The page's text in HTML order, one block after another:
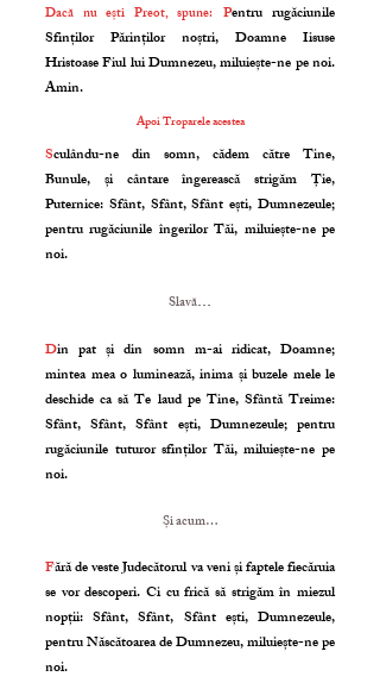
Dacă nu ești Preot, spune: Pentru rugăciunile
Sfinților Părinților noștri, Doamne Iisuse
Hristoase Fiul lui Dumnezeu, miluiește-ne pe noi.
Amin.
Apoi Troparele acestea
Sculându-ne din somn, cădem către Tine,
Bunule, și cântare îngerească strigăm Ție,
Puternice: Sfânt, Sfânt, Sfânt ești, Dumnezeule;
pentru rugăciunile îngerilor Tăi, miluiește-ne pe
noi.
Slavă…
Din pat și din somn m-ai ridicat, Doamne;
mintea mea o luminează, inima și buzele mele le
deschide ca să Te laud pe Tine, Sfântă Treime:
Sfânt, Sfânt, Sfânt ești, Dumnezeule; pentru
rugăciunile tuturor sfinților Tăi, miluiește-ne pe
noi.
Și acum…
Fără de veste Judecătorul va veni și faptele fiecăruia
se vor descoperi. Ci cu frică să strigăm în miezul
nopții: Sfânt, Sfânt, Sfânt ești, Dumnezeule,
pentru Născătoarea de Dumnezeu, miluiește-ne pe
noi.